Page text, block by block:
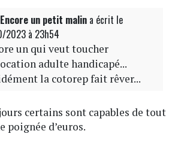
Encore un petit malina écrit le
2023 à 23h54
un qui veut toucher
adulte handicapé...
la cotorep fait rêver...
certains sont capables de tout
poignée d’euros.